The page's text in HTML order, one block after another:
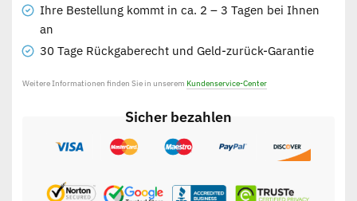
Ihre Bestellung kommt in ca. 2 – 3 Tagen bei Ihnen
an
30 Tage Rückgaberecht und Geld-zurück-Garantie
Weitere Informationen finden Sie in unserem Kundenservice-Center
Sicher bezahlen